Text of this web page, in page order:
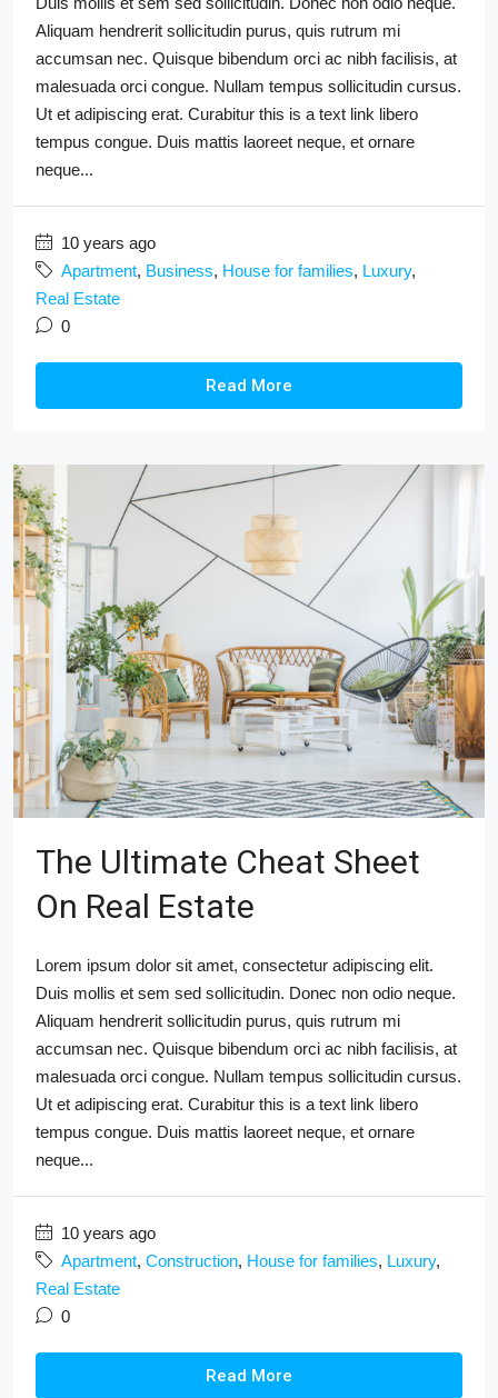
Aliquam hendrerit sollicitudin purus, quis rutrum mi
accumsan nec. Quisque bibendum orci ac nibh facilisis, at
malesuada orci congue. Nullam tempus sollicitudin cursus.
Ut et adipiscing erat. Curabitur this is a text link libero
tempus congue. Duis mattis laoreet neque, et ornare
neque...
10 years ago
Apartment, Business, House for families, Luxury,
Real Estate
0
Read More
The Ultimate Cheat Sheet
On Real Estate
Lorem ipsum dolor sit amet, consectetur adipiscing elit.
Duis mollis et sem sed sollicitudin. Donec non odio neque.
Aliquam hendrerit sollicitudin purus, quis rutrum mi
accumsan nec. Quisque bibendum orci ac nibh facilisis, at
malesuada orci congue. Nullam tempus sollicitudin cursus.
Ut et adipiscing erat. Curabitur this is a text link libero
tempus congue. Duis mattis laoreet neque, et ornare
neque...
10 years ago
Apartment, Construction, House for families, Luxury,
Real Estate
0
Read More